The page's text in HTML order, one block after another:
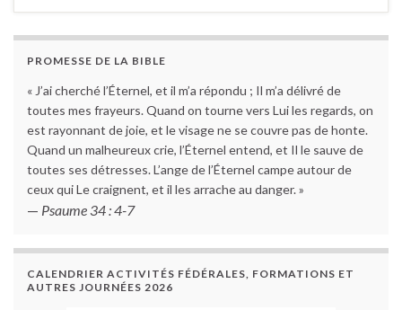
PROMESSE DE LA BIBLE
« J’ai cherché l’Éternel, et il m’a répondu ; Il m’a délivré de
toutes mes frayeurs. Quand on tourne vers Lui les regards, on
est rayonnant de joie, et le visage ne se couvre pas de honte.
Quand un malheureux crie, l’Éternel entend, et Il le sauve de
toutes ses détresses. L’ange de l’Éternel campe autour de
ceux qui Le craignent, et il les arrache au danger. »
— Psaume 34 : 4-7
CALENDRIER ACTIVITÉS FÉDÉRALES, FORMATIONS ET
AUTRES JOURNÉES 2026